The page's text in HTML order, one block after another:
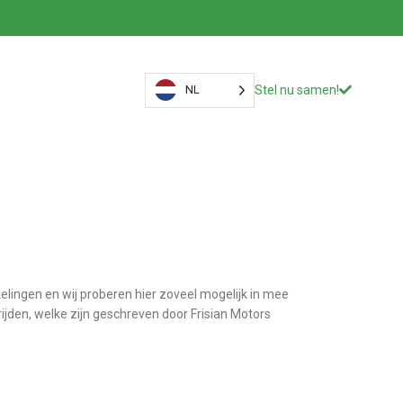
NL Stel nu samen!
en wij proberen hier zoveel mogelijk in mee
welke zijn geschreven door Frisian Motors